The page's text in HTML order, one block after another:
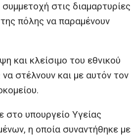
στις διαμαρτυρίες
πόλης να παραμένουν
και κλείσιμο του εθνικού
στέλνουν και με αυτόν τον
στο υπουργείο Υγείας
η οποία συναντήθηκε με